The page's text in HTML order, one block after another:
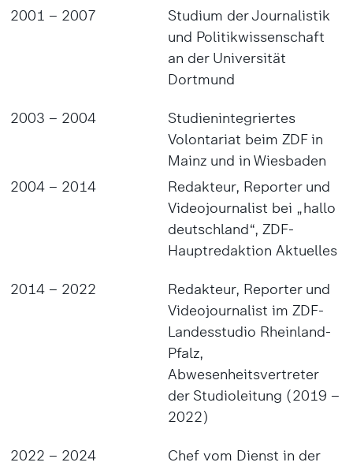
2001 – 2007
Studium der Journalistik
und Politikwissenschaft
an der Universität
Dortmund
2003 – 2004
Studienintegriertes
Volontariat beim ZDF in
Mainz und in Wiesbaden
2004 – 2014
Redakteur, Reporter und
Videojournalist bei „hallo
deutschland“, ZDF-
Hauptredaktion Aktuelles
2014 – 2022
Redakteur, Reporter und
Videojournalist im ZDF-
Landesstudio Rheinland-
Pfalz,
Abwesenheitsvertreter
der Studioleitung (2019 –
2022)
2022 – 2024
Chef vom Dienst in der